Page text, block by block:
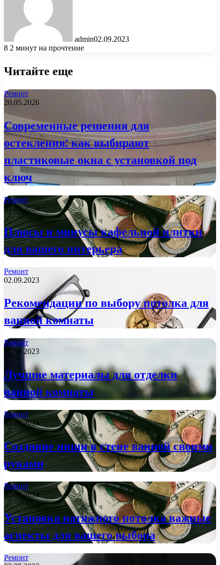
admin02.09.2023
8 2 минут на прочтение
Читайте еще
Ремонт
20.05.2026
Современные решения для
остекления: как выбирают
пластиковые окна с установкой под
ключ
Ремонт
02.09.2023
Плюсы и минусы кафельной плитки
для вашего интерьера
Ремонт
02.09.2023
Рекомендации по выбору потолка для
ванной комнаты
Ремонт
02.09.2023
Лучшие материалы для отделки
ванной комнаты
Ремонт
02.09.2023
Создание ниши в стене ванной своими
руками
Ремонт
02.09.2023
Установка натяжного потолка важные
аспекты для вашего выбора
Ремонт